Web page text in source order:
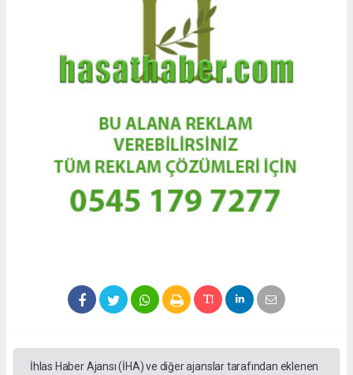
İhlas Haber Ajansı (İHA) ve diğer ajanslar tarafından eklenen